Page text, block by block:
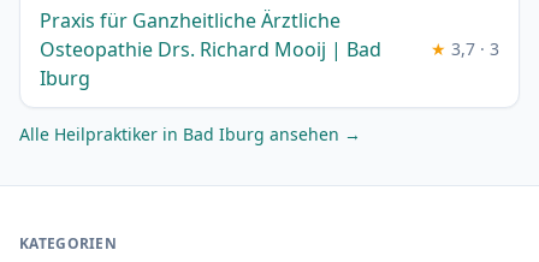
Praxis für Ganzheitliche Ärztliche
Osteopathie Drs. Richard Mooij | Bad
Iburg
★ 3,7 · 3
Alle Heilpraktiker in Bad Iburg ansehen →
KATEGORIEN